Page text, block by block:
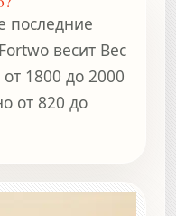
последние
весит Вес
1800 до 2000
от 820 до